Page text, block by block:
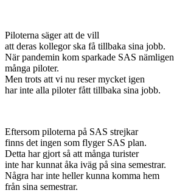
Piloterna säger att de vill
att deras kollegor ska få tillbaka sina jobb.
När pandemin kom sparkade SAS nämligen
många piloter.
Men trots att vi nu reser mycket igen
har inte alla piloter fått tillbaka sina jobb.
Eftersom piloterna på SAS strejkar
finns det ingen som flyger SAS plan.
Detta har gjort så att många turister
inte har kunnat åka iväg på sina semestrar.
Några har inte heller kunna komma hem
från sina semestrar.